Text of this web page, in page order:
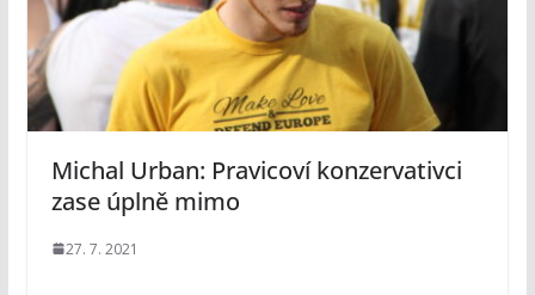
Michal Urban: Pravicoví konzervativci
zase úplně mimo
27. 7. 2021